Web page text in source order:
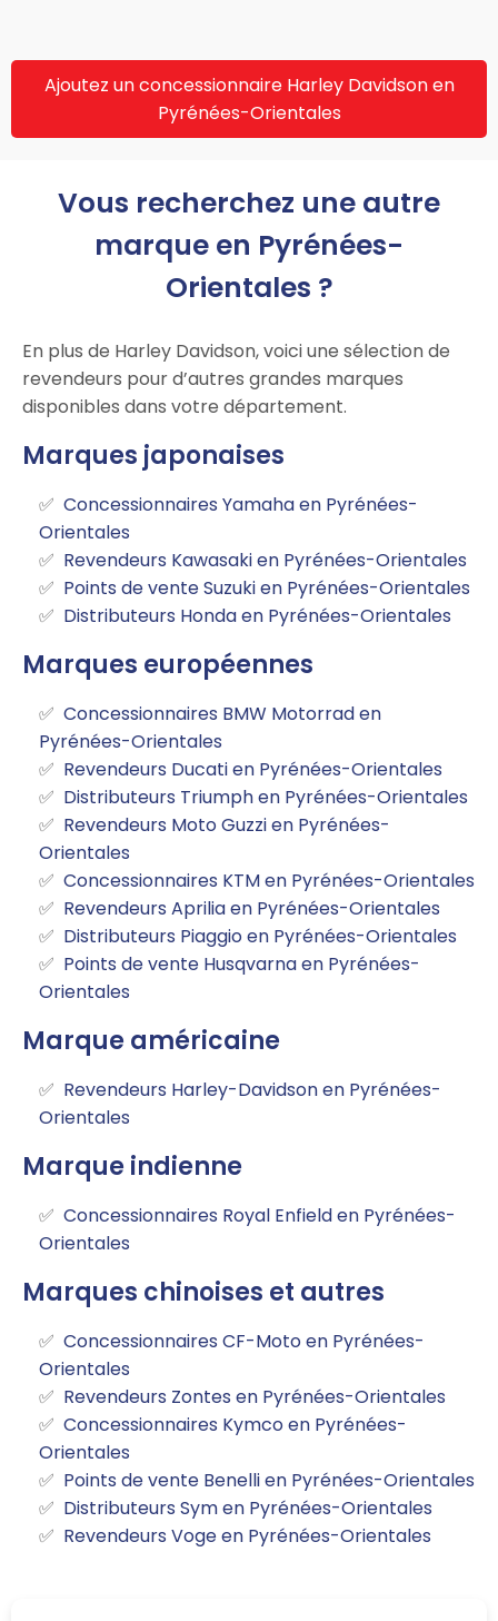
Ajoutez un concessionnaire Harley Davidson en
Pyrénées-Orientales
Vous recherchez une autre
marque en Pyrénées-
Orientales ?
En plus de Harley Davidson, voici une sélection de
revendeurs pour d’autres grandes marques
disponibles dans votre département.
Marques japonaises
Concessionnaires Yamaha en Pyrénées-
Orientales
Revendeurs Kawasaki en Pyrénées-Orientales
Points de vente Suzuki en Pyrénées-Orientales
Distributeurs Honda en Pyrénées-Orientales
Marques européennes
Concessionnaires BMW Motorrad en
Pyrénées-Orientales
Revendeurs Ducati en Pyrénées-Orientales
Distributeurs Triumph en Pyrénées-Orientales
Revendeurs Moto Guzzi en Pyrénées-
Orientales
Concessionnaires KTM en Pyrénées-Orientales
Revendeurs Aprilia en Pyrénées-Orientales
Distributeurs Piaggio en Pyrénées-Orientales
Points de vente Husqvarna en Pyrénées-
Orientales
Marque américaine
Revendeurs Harley-Davidson en Pyrénées-
Orientales
Marque indienne
Concessionnaires Royal Enfield en Pyrénées-
Orientales
Marques chinoises et autres
Concessionnaires CF-Moto en Pyrénées-
Orientales
Revendeurs Zontes en Pyrénées-Orientales
Concessionnaires Kymco en Pyrénées-
Orientales
Points de vente Benelli en Pyrénées-Orientales
Distributeurs Sym en Pyrénées-Orientales
Revendeurs Voge en Pyrénées-Orientales